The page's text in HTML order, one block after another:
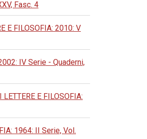
Fasc. 4
E FILOSOFIA: 2010: V
IV Serie - Quaderni,
E FILOSOFIA:
1964: II Serie, Vol.